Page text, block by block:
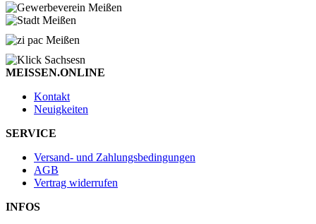
MEISSEN.ONLINE
Kontakt
Neuigkeiten
SERVICE
Versand- und Zahlungsbedingungen
AGB
Vertrag widerrufen
INFOS